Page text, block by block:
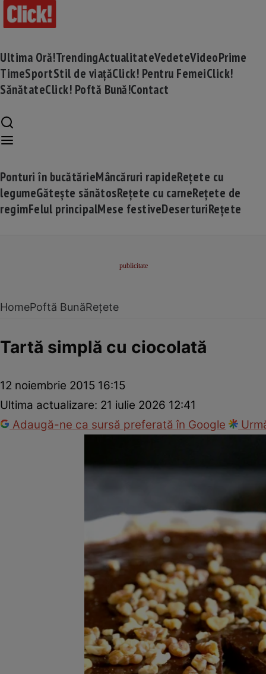
Ultima Oră!TrendingActualitateVedeteVideoPrime
TimeSportStil de viațăClick! Pentru FemeiClick!
SănătateClick! Poftă Bună!Contact
Ponturi în bucătărieMâncăruri rapideRețete cu
legumeGătește sănătosRețete cu carneRețete de
regimFelul principalMese festiveDeserturiRețete
HomePoftă BunăRețete
Tartă simplă cu ciocolată
12 noiembrie 2015 16:15
Ultima actualizare: 21 iulie 2026 12:41
Adaugă-ne ca sursă preferată în Google